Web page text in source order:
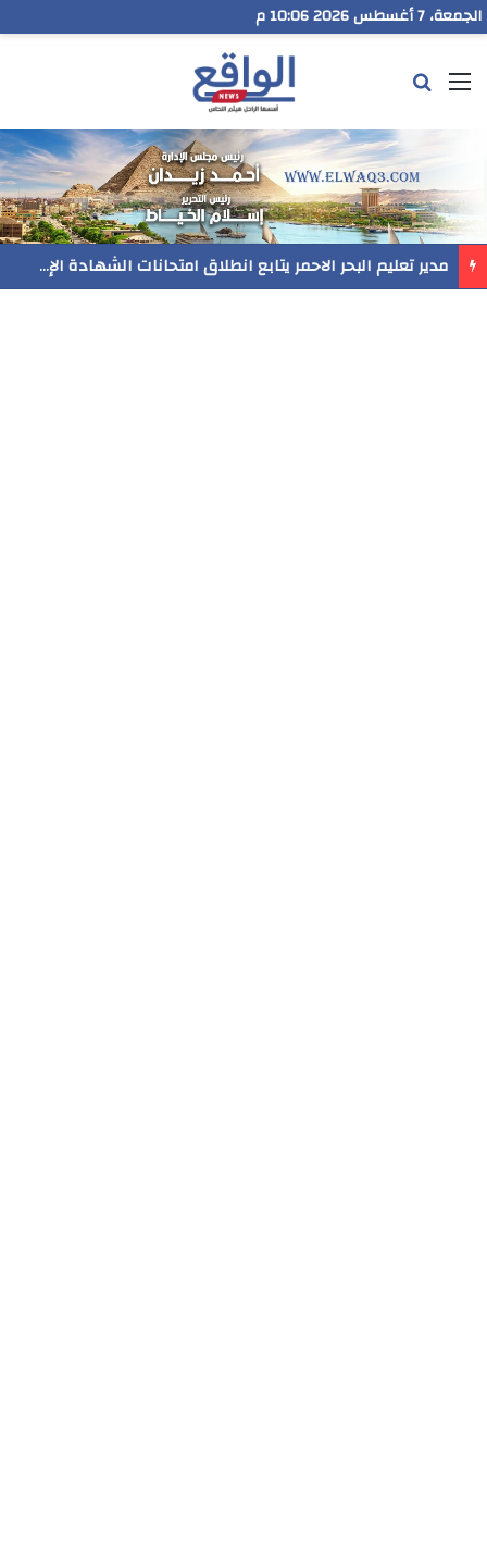
الجمعة، 7 أغسطس 2026 10:06 م
القائمة
مدير تعليم البحر الاحمر يتابع انطلاق امتحانات الشهادة الإعدادية ويؤكد: الانضباط